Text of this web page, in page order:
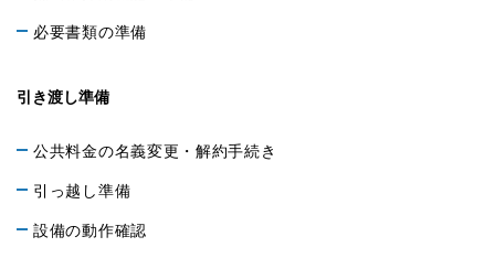
必要書類の準備
引き渡し準備
公共料金の名義変更・解約手続き
引っ越し準備
設備の動作確認